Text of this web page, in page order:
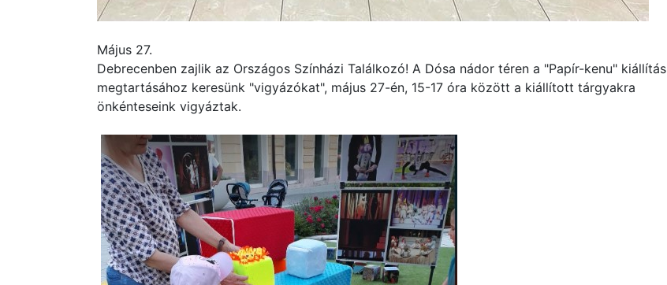
Május 27.
Debrecenben zajlik az Országos Színházi Találkozó! A Dósa nádor téren a "Papír-kenu" kiállítás
megtartásához keresünk "vigyázókat", május 27-én, 15-17 óra között a kiállított tárgyakra
önkénteseink vigyáztak.